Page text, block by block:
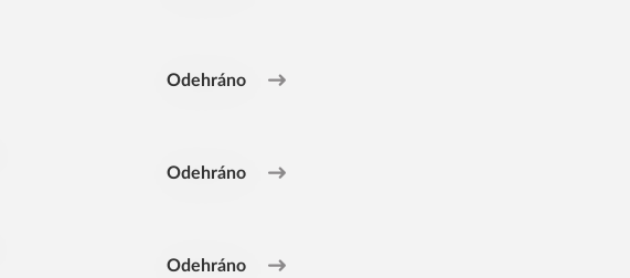
Odehráno
Odehráno
Odehráno